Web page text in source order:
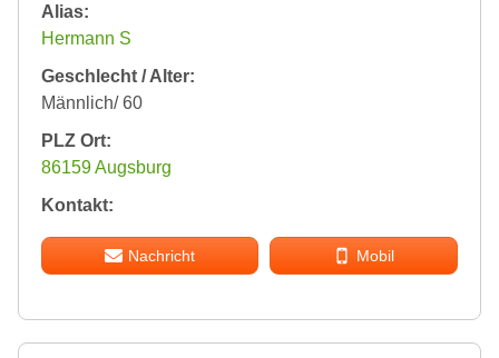
Alias:
Hermann S
Geschlecht / Alter:
Männlich/ 60
PLZ Ort:
86159 Augsburg
Kontakt:
Nachricht Mobil